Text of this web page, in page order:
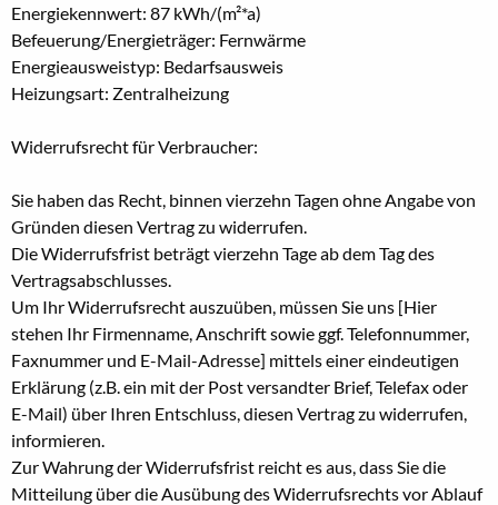
Energiekennwert: 87 kWh/(m²*a)
Befeuerung/Energieträger: Fernwärme
Energieausweistyp: Bedarfsausweis
Heizungsart: Zentralheizung
Widerrufsrecht für Verbraucher:
Sie haben das Recht, binnen vierzehn Tagen ohne Angabe von
Gründen diesen Vertrag zu widerrufen.
Die Widerrufsfrist beträgt vierzehn Tage ab dem Tag des
Vertragsabschlusses.
Um Ihr Widerrufsrecht auszuüben, müssen Sie uns [Hier
stehen Ihr Firmenname, Anschrift sowie ggf. Telefonnummer,
Faxnummer und E-Mail-Adresse] mittels einer eindeutigen
Erklärung (z.B. ein mit der Post versandter Brief, Telefax oder
E-Mail) über Ihren Entschluss, diesen Vertrag zu widerrufen,
informieren.
Zur Wahrung der Widerrufsfrist reicht es aus, dass Sie die
Mitteilung über die Ausübung des Widerrufsrechts vor Ablauf